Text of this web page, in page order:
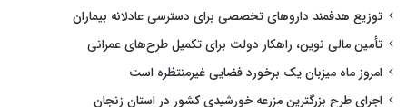
توزیع هدفمند داروهای تخصصی برای دسترسی عادلانه بیماران
تأمین مالی نوین، راهکار دولت برای تکمیل طرح‌های عمرانی
امروز ماه میزبان یک برخورد فضایی غیرمنتظره است
اجرای طرح بزرگترین مزرعه خورشیدی کشور در استان زنجان